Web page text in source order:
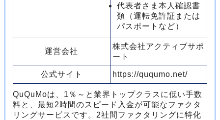
代表者さま本人確認書
類（運転免許証または
パスポートなど）
運営会社
株式会社アクティブサポ
ート
公式サイト https://ququmo.net/
QuQuMoは、1％～と業界トップクラスに低い手数
料と、最短2時間のスピード入金が可能なファクタ
リングサービスです。2社間ファクタリングに特化